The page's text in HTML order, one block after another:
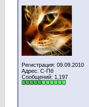
Регистрация: 09.09.2010
Адрес: С-Пб
Сообщений: 1,197